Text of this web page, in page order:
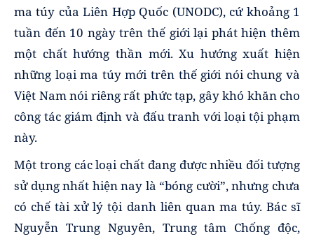
ma túy của Liên Hợp Quốc (UNODC), cứ khoảng 1
tuần đến 10 ngày trên thế giới lại phát hiện thêm
một chất hướng thần mới. Xu hướng xuất hiện
những loại ma túy mới trên thế giới nói chung và
Việt Nam nói riêng rất phức tạp, gây khó khăn cho
công tác giám định và đấu tranh với loại tội phạm
này.
Một trong các loại chất đang được nhiều đối tượng
sử dụng nhất hiện nay là “bóng cười”, nhưng chưa
có chế tài xử lý tội danh liên quan ma túy. Bác sĩ
Nguyễn Trung Nguyên, Trung tâm Chống độc,